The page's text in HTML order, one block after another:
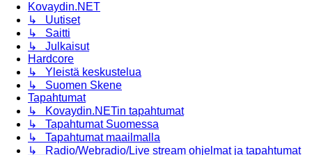
Kovaydin.NET
↳ Uutiset
↳ Saitti
↳ Julkaisut
Hardcore
↳ Yleistä keskustelua
↳ Suomen Skene
Tapahtumat
↳ Kovaydin.NETin tapahtumat
↳ Tapahtumat Suomessa
↳ Tapahtumat maailmalla
↳ Radio/Webradio/Live stream ohjelmat ja tapahtumat